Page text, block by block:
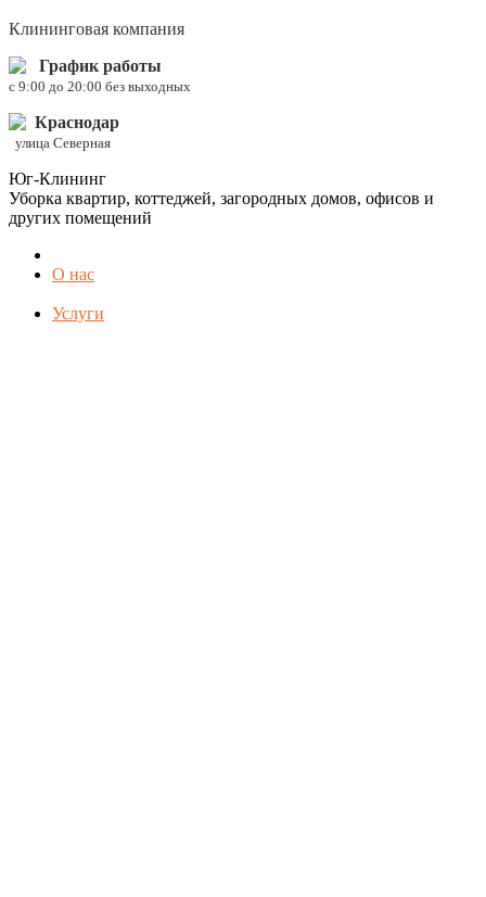
Клининговая компания
График работы
c 9:00 до 20:00 без выходных
Краснодар
улица Северная
Юг-Клининг
Уборка квартир, коттеджей, загородных домов, офисов и
других помещений
О нас
Услуги